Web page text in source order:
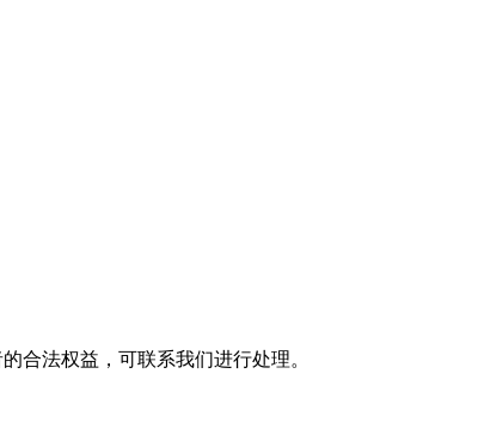
合法权益，可联系我们进行处理。